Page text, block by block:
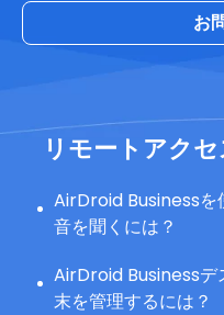
お
リモートアクセ
AirDroid Businessを
音を聞くには？
AirDroid Businessデ
末を管理するには？